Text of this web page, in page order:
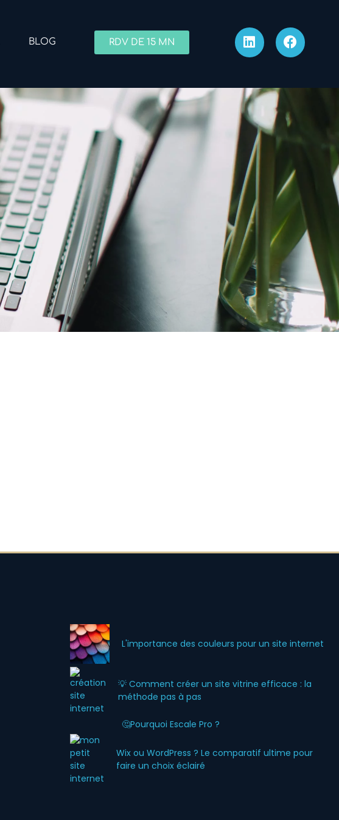
BLOG RDV DE 15 MN
L'importance des couleurs pour un site internet
💡 Comment créer un site vitrine efficace : la
méthode pas à pas
🤔Pourquoi Escale Pro ?
Wix ou WordPress ? Le comparatif ultime pour
faire un choix éclairé